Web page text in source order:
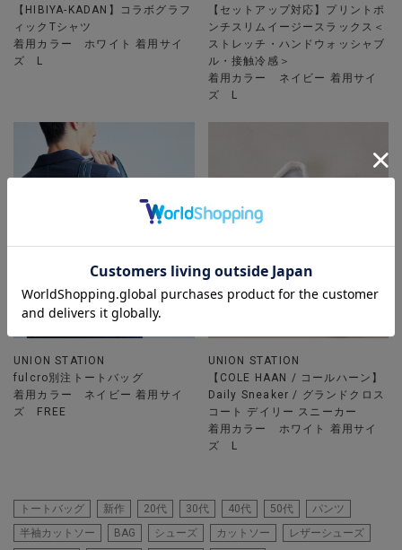
【HIBIYA-KADAN】コラボグラフ
ィックTシャツ
着用カラー ホワイト 着用サイ
ズ L
【セットアップ対応】プリントポ
ンチスリムイージースラックス＜
ストレッチ・ハンドウォッシャブ
ル・接触冷感＞
着用カラー ネイビー 着用サイ
ズ L
UNION STATION
fulcro別注トートバッグ
着用カラー ネイビー 着用サイ
ズ FREE
UNION STATION
【COLE HAAN / コールハーン】
Daily Sneaker / グランドクロス
コート デイリー スニーカー
着用カラー ホワイト 着用サイ
ズ L
トートバッグ 新作 20代 30代 40代 50代
パンツ
半袖カットソー
BAG シューズ カットソー
レザーシューズ